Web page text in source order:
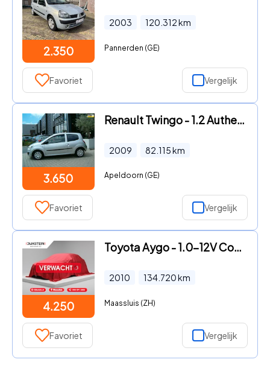
2.350
2003 120.312km
Pannerden (GE)
Favoriet Vergelijk
3.650
Renault Twingo - 1.2 Authentique + airco
2009 82.115km
Apeldoorn (GE)
Favoriet Vergelijk
4.250
Toyota Aygo - 1.0-12V Comfort | Airco
2010 134.720km
Maassluis (ZH)
Favoriet Vergelijk